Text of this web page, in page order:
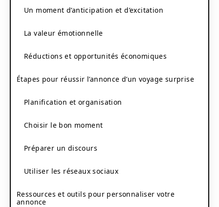
Un moment d’anticipation et d’excitation
La valeur émotionnelle
Réductions et opportunités économiques
Étapes pour réussir l’annonce d’un voyage surprise
Planification et organisation
Choisir le bon moment
Préparer un discours
Utiliser les réseaux sociaux
Ressources et outils pour personnaliser votre
annonce